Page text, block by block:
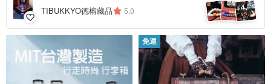
TIBUKKYO德榕藏品 5.0 +4
免運